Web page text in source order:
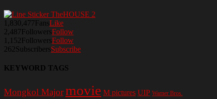
1,830,477FansLike
2,487FollowersFollow
1,152FollowersFollow
262SubscribersSubscribe
KEYWORD TAGS
Mongkol Majormovie M pictures UIP Warner Bros.